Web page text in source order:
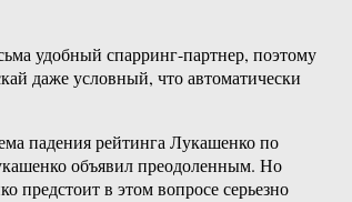
удобный спарринг-партнер, поэтому
даже условный, что автоматически
падения рейтинга Лукашенко по
объявил преодоленным. Но
предстоит в этом вопросе серьезно